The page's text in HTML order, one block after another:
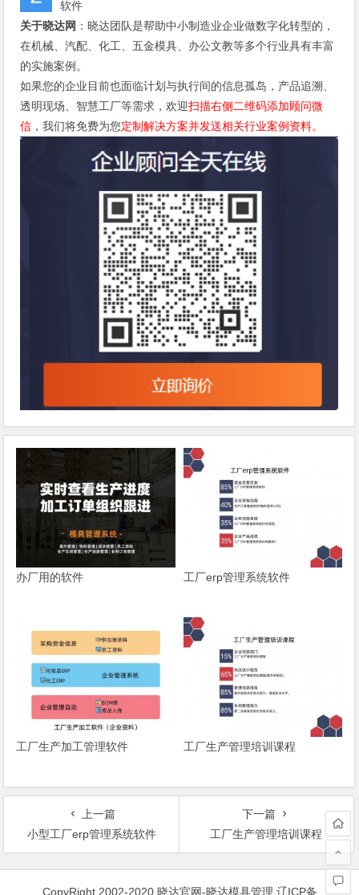
软件
关于晓达网 ：晓达团队是帮助中小制造业企业做数字化转型的，
在机械、汽配、化工、五金模具、办公文教等多个行业具有丰富
的实施案例。
如果您的企业目前也面临计划与执行间的信息孤岛，产品追溯、
透明现场、智慧工厂等需求，欢迎扫描右侧二维码添加顾问微
信 ，我们将免费为您定制解决方案并发送相关行业案例资料。
办厂用的软件 工厂erp管理系统软件
工厂生产加工管理软件 工厂生产管理培训课程
上一篇
小型工厂erp管理系统软件
下一篇
工厂生产管理培训课程
文
CopyRight 2002-2020 晓达官网-晓达模具管理 辽ICP备